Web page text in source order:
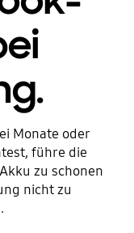
Monate oder
führe die
zu schonen
nicht zu